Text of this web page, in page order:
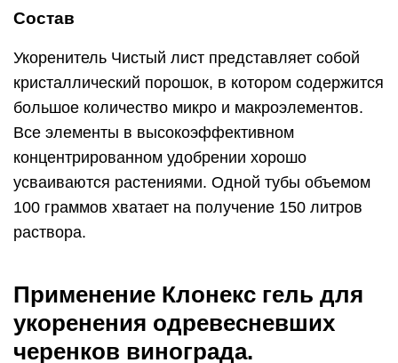
Состав
Укоренитель Чистый лист представляет собой
кристаллический порошок, в котором содержится
большое количество микро и макроэлементов.
Все элементы в высокоэффективном
концентрированном удобрении хорошо
усваиваются растениями. Одной тубы объемом
100 граммов хватает на получение 150 литров
раствора.
Применение Клонекс гель для
укоренения одревесневших
черенков винограда.